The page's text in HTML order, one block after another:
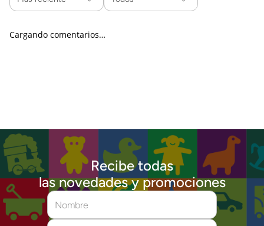
Cargando comentarios…
Recibe todas
las novedades y promociones